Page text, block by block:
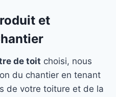
et
de toit choisi, nous
du chantier en tenant
de votre toiture et de la